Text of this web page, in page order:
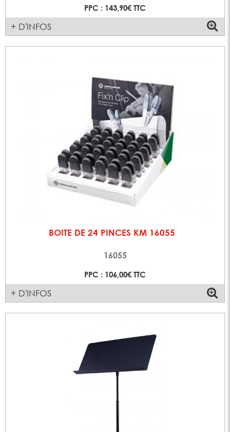
PPC : 143,90€ TTC
+ D'INFOS
BOITE DE 24 PINCES KM 16055
16055
PPC : 106,00€ TTC
+ D'INFOS